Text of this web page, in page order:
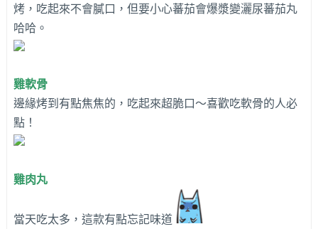
烤，吃起來不會膩口，但要小心蕃茄會爆漿變灑尿蕃茄丸
哈哈。
雞軟骨
邊緣烤到有點焦焦的，吃起來超脆口～喜歡吃軟骨的人必
點！
雞肉丸
當天吃太多，這款有點忘記味道